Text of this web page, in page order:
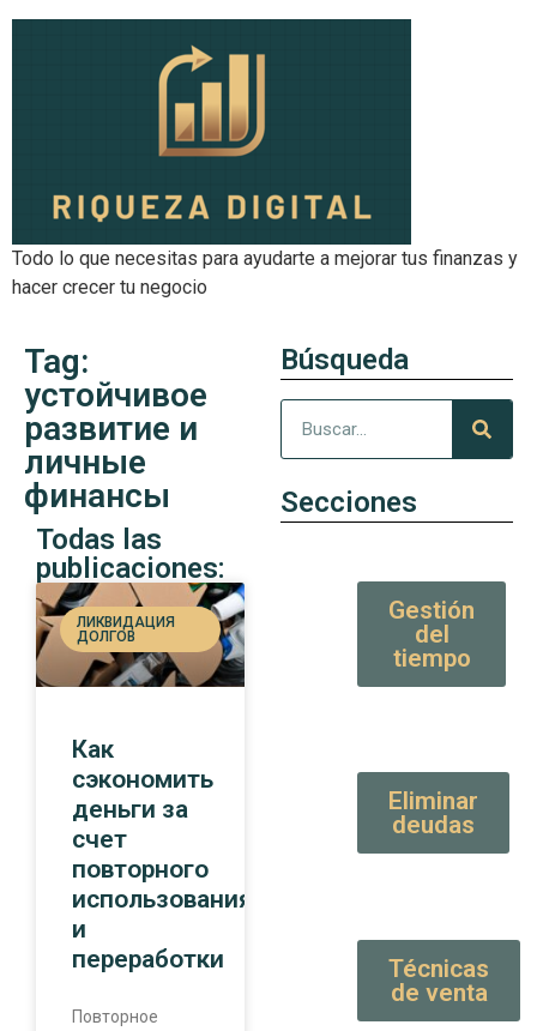
Todo lo que necesitas para ayudarte a mejorar tus finanzas y
hacer crecer tu negocio
Tag:
устойчивое
развитие и
личные
финансы
Todas las
publicaciones:
ЛИКВИДАЦИЯ
ДОЛГОВ
Как
сэкономить
деньги за
счет
повторного
использования
и
переработки
Повторное
Búsqueda
Secciones
Gestión
del
tiempo
Eliminar
deudas
Técnicas
de venta